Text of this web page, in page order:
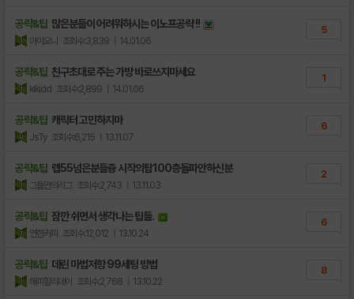
공략&팁 많은분들이 어려워하시는 이노프공략 !!
아이오니 조회수:3,839 | 14.01.06
5
공략&팁 친구초대로 주는 가방 바로쓰지마세요
kikidd 조회수:2,899 | 14.01.06
1
공략&팁 캐릭터 고민하지마
JsTy 조회수:6,215 | 13.11.07
6
공략&팁 렙55넘은분들즁 시작의탑100층돌파안하신분
그들만의리그 조회수:2,743 | 13.11.03
2
공략&팁 잠깐 쉬면서 생각나는 팁들.
연한커피 조회수:12,012 | 13.10.24
6
공략&팁 데린 마법저항 99세팅 방법
해피할리데이 조회수:2,768 | 13.10.22
8